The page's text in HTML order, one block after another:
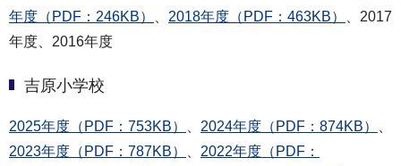
年度（PDF：246KB）
2018年度（PDF：463KB）
、2017
年度、2016年度
吉原小学校
2025年度（PDF：753KB） 2024年度（PDF：874KB）
2023年度（PDF：787KB）
2022年度（PDF：